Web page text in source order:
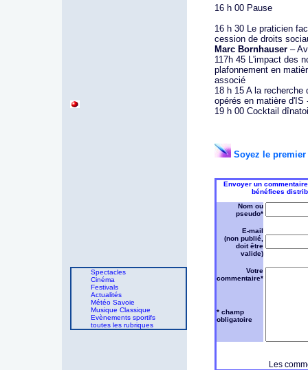
Spectacles
Cinéma
Festivals
Actualités
Météo Savoie
Musique Classique
Evènements sportifs
toutes les rubriques
16 h 00 Pause
16 h 30 Le praticien
cession de droits
Marc Bornhauser –
117h 45 L'impact des
plafonnement en
associé
18 h 15 A la
opérés en matière
19 h 00 Cocktail
Soyez le
Envoyer un
bénéfices
Nom ou
pseudo*
E-mail
(non publié,
doit être
valide)
Votre
commentaire*
* champ
obligatoire
Les